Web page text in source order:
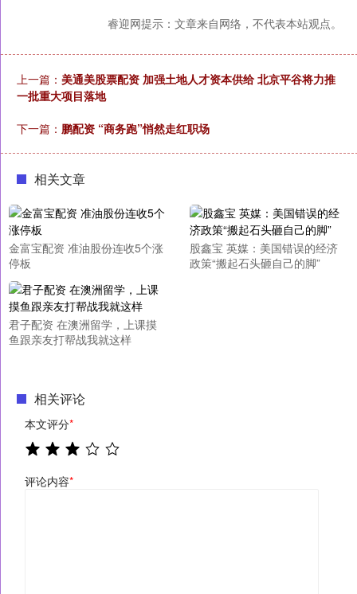
睿迎网提示：文章来自网络，不代表本站观点。
上一篇： 美通美股票配资 加强土地人才资本供给 北京平谷将力推
一批重大项目落地
下一篇： 鹏配资 “商务跑”悄然走红职场
相关文章
金富宝配资 准油股份连收5个涨
停板
股鑫宝 英媒：美国错误的经济
政策“搬起石头砸自己的脚”
君子配资 在澳洲留学，上课摸
鱼跟亲友打帮战我就这样
相关评论
本文评分*
评论内容*